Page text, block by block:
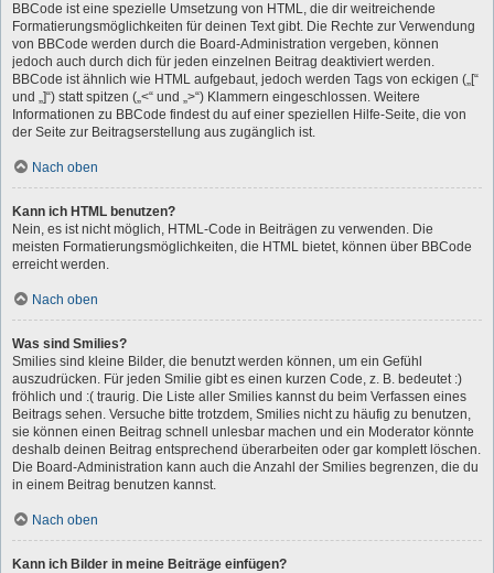
BBCode ist eine spezielle Umsetzung von HTML, die dir weitreichende
Formatierungsmöglichkeiten für deinen Text gibt. Die Rechte zur Verwendung
von BBCode werden durch die Board-Administration vergeben, können
jedoch auch durch dich für jeden einzelnen Beitrag deaktiviert werden.
BBCode ist ähnlich wie HTML aufgebaut, jedoch werden Tags von eckigen („[“
und „]“) statt spitzen („<“ und „>“) Klammern eingeschlossen. Weitere
Informationen zu BBCode findest du auf einer speziellen Hilfe-Seite, die von
der Seite zur Beitragserstellung aus zugänglich ist.
Nach oben
Kann ich HTML benutzen?
Nein, es ist nicht möglich, HTML-Code in Beiträgen zu verwenden. Die
meisten Formatierungsmöglichkeiten, die HTML bietet, können über BBCode
erreicht werden.
Nach oben
Was sind Smilies?
Smilies sind kleine Bilder, die benutzt werden können, um ein Gefühl
auszudrücken. Für jeden Smilie gibt es einen kurzen Code, z. B. bedeutet :)
fröhlich und :( traurig. Die Liste aller Smilies kannst du beim Verfassen eines
Beitrags sehen. Versuche bitte trotzdem, Smilies nicht zu häufig zu benutzen,
sie können einen Beitrag schnell unlesbar machen und ein Moderator könnte
deshalb deinen Beitrag entsprechend überarbeiten oder gar komplett löschen.
Die Board-Administration kann auch die Anzahl der Smilies begrenzen, die du
in einem Beitrag benutzen kannst.
Nach oben
Kann ich Bilder in meine Beiträge einfügen?